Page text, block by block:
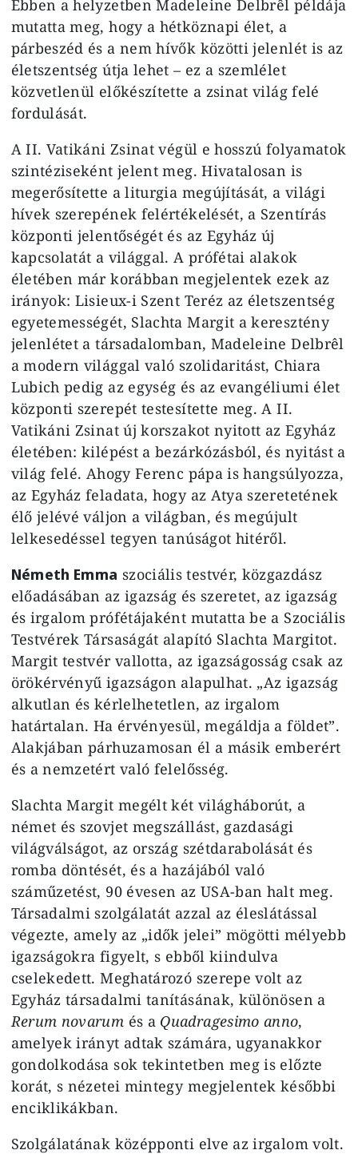
Ebben a helyzetben Madeleine Delbrêl példája
mutatta meg, hogy a hétköznapi élet, a
párbeszéd és a nem hívők közötti jelenlét is az
életszentség útja lehet – ez a szemlélet
közvetlenül előkészítette a zsinat világ felé
fordulását.
A II. Vatikáni Zsinat végül e hosszú folyamatok
szintéziseként jelent meg. Hivatalosan is
megerősítette a liturgia megújítását, a világi
hívek szerepének felértékelését, a Szentírás
központi jelentőségét és az Egyház új
kapcsolatát a világgal. A prófétai alakok
életében már korábban megjelentek ezek az
irányok: Lisieux-i Szent Teréz az életszentség
egyetemességét, Slachta Margit a keresztény
jelenlétet a társadalomban, Madeleine Delbrêl
a modern világgal való szolidaritást, Chiara
Lubich pedig az egység és az evangéliumi élet
központi szerepét testesítette meg. A II.
Vatikáni Zsinat új korszakot nyitott az Egyház
életében: kilépést a bezárkózásból, és nyitást a
világ felé. Ahogy Ferenc pápa is hangsúlyozza,
az Egyház feladata, hogy az Atya szeretetének
élő jelévé váljon a világban, és megújult
lelkesedéssel tegyen tanúságot hitéről.
Németh Emma szociális testvér, közgazdász
előadásában az igazság és szeretet, az igazság
és irgalom prófétájaként mutatta be a Szociális
Testvérek Társaságát alapító Slachta Margitot.
Margit testvér vallotta, az igazságosság csak az
örökérvényű igazságon alapulhat. „Az igazság
alkutlan és kérlelhetetlen, az irgalom
határtalan. Ha érvényesül, megáldja a földet”.
Alakjában párhuzamosan él a másik emberért
és a nemzetért való felelősség.
Slachta Margit megélt két világháborút, a
német és szovjet megszállást, gazdasági
világválságot, az ország szétdarabolását és
romba döntését, és a hazájából való
száműzetést, 90 évesen az USA-ban halt meg.
Társadalmi szolgálatát azzal az éleslátással
végezte, amely az „idők jelei” mögötti mélyebb
igazságokra figyelt, s ebből kiindulva
cselekedett. Meghatározó szerepe volt az
Egyház társadalmi tanításának, különösen a
Rerum novarum és a Quadragesimo anno,
amelyek irányt adtak számára, ugyanakkor
gondolkodása sok tekintetben meg is előzte
korát, s nézetei mintegy megjelentek későbbi
enciklikákban.
Szolgálatának középponti elve az irgalom volt.